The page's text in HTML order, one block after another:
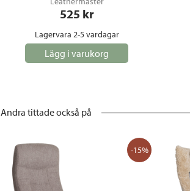
525 kr
Lagervara 2-5 vardagar
Lägg i varukorg
Andra tittade också på
-15%